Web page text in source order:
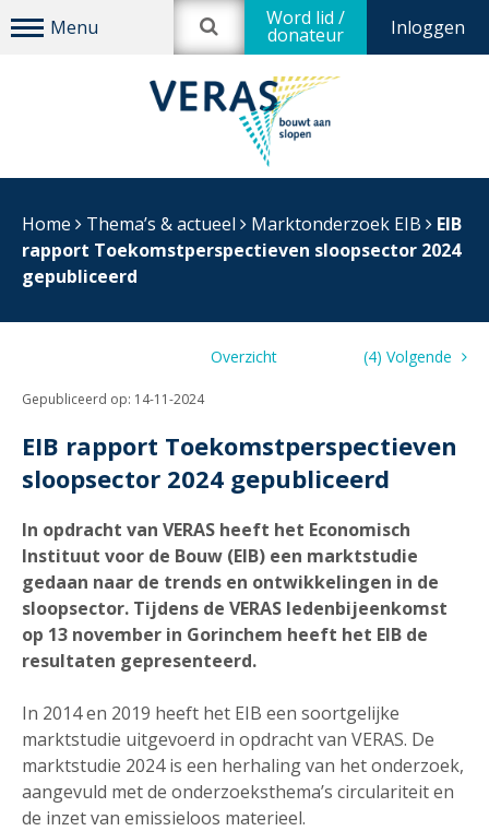
Inloggen
Word lid /
donateur
Home Thema’s & actueel Marktonderzoek EIB
EIB
rapport Toekomstperspectieven sloopsector 2024
gepubliceerd
Overzicht (4) Volgende
Gepubliceerd op: 14-11-2024
EIB rapport Toekomstperspectieven
sloopsector 2024 gepubliceerd
In opdracht van VERAS heeft het Economisch
Instituut voor de Bouw (EIB) een marktstudie
gedaan naar de trends en ontwikkelingen in de
sloopsector. Tijdens de VERAS ledenbijeenkomst
op 13 november in Gorinchem heeft het EIB de
resultaten gepresenteerd.
In 2014 en 2019 heeft het EIB een soortgelijke
marktstudie uitgevoerd in opdracht van VERAS. De
marktstudie 2024 is een herhaling van het onderzoek,
aangevuld met de onderzoeksthema’s circulariteit en
de inzet van emissieloos materieel.